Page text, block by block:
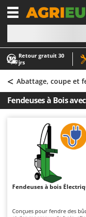
Retour gratuit 30
jrs
-1
A
Abris de jardin
Accessoires
Aérateurs
Arracheuses de
Aspirateurs -
Aspirateurs à
Aspirateurs à
Aspirateurs de
Aspirateurs
Atomiseurs
A
AgriEuro
AgriEuro TOP-
AGT
Aima
Airmec
AL-KO
ALA 2000
Alce
Ama
< Abattage, coupe et
Fendeuses à Bois
Fendeuses à bois
Conçues pour fendre des